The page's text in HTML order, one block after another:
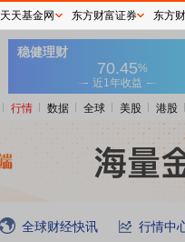
行情 数据 全球 美股 港股
全球财经快讯 行情中
天天基金网 东方财富证券 东方